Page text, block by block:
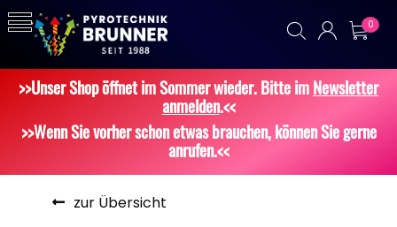
0
>>Unser Shop öffnet im Sommer wieder. Bitte imNewsletter
anmelden.<<
>>Wenn Sie vorher schon etwas brauchen, können Sie gerne
anrufen.<<
zur Übersicht